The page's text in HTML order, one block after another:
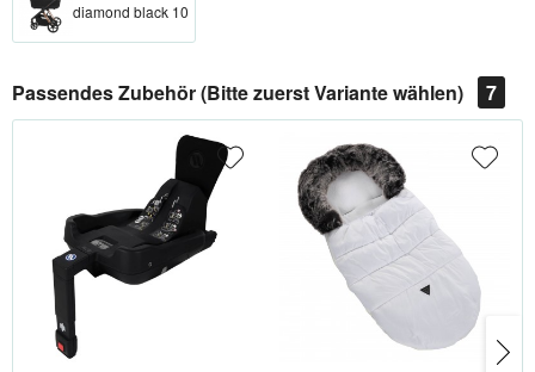
diamond black 10
Passendes Zubehör (Bitte zuerst Variante wählen) 7